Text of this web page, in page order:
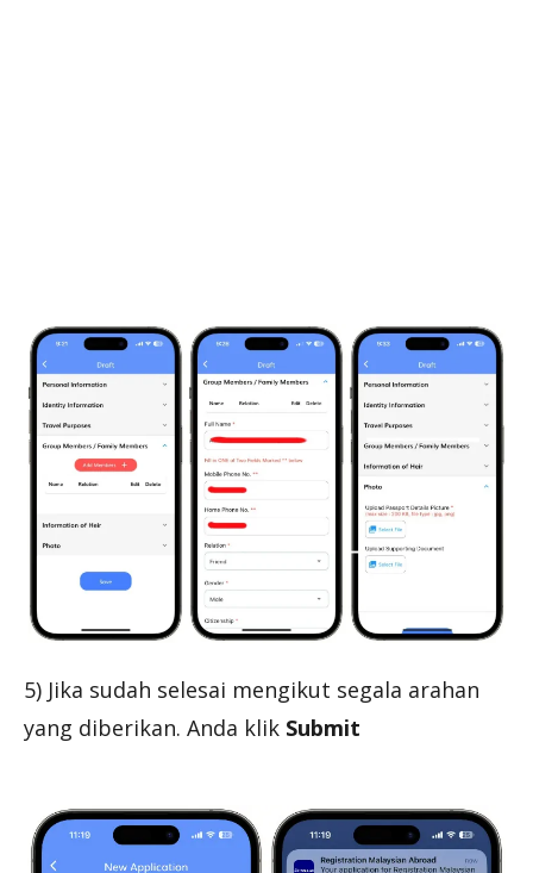
5) Jika sudah selesai mengikut segala arahan
yang diberikan. Anda klik Submit